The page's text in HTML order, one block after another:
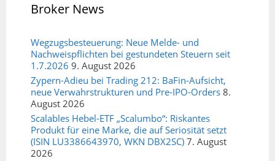
Broker News
Wegzugsbesteuerung: Neue Melde- und
Nachweispflichten bei gestundeten Steuern seit
1.7.2026 9. August 2026
Zypern-Adieu bei Trading 212: BaFin-Aufsicht,
neue Verwahrstrukturen und Pre-IPO-Orders 8.
August 2026
Scalables Hebel-ETF „Scalumbo“: Riskantes
Produkt für eine Marke, die auf Seriosität setzt
(ISIN LU3386643970, WKN DBX2SC) 7. August
2026